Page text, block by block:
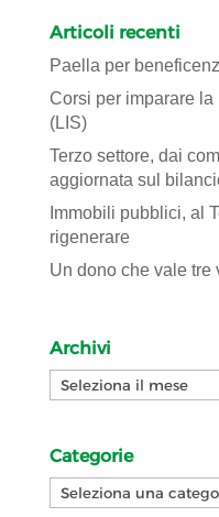
Articoli recenti
Paella per
Corsi per imparare
(LIS)
Terzo settore, dai
aggiornata sul
Immobili pubblici, al
rigenerare
Un dono che vale tre
Archivi
Archivi
Categorie
Categorie